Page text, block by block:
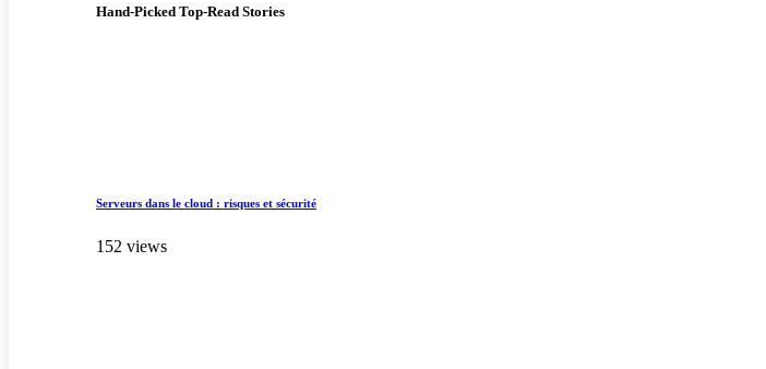
Hand-Picked Top-Read Stories
Serveurs dans le cloud : risques et sécurité
152 views